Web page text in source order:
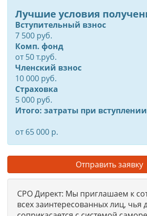
Лучшие условия
Вступительный взнос
7 500 руб.
Комп. фонд
от50т.руб.
Членский взнос
10 000 руб.
Страховка
5 000 руб.
Итого: затраты при вступлении
от 65 000 р.
Отправить заявку
СРО Директ: Мы приглашаем к
всех заинтересованных лиц, чья